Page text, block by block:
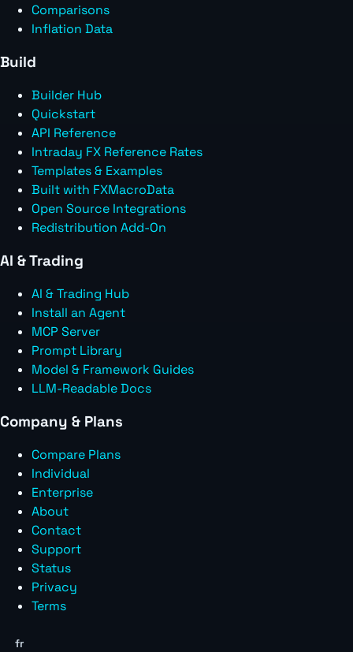
Comparisons
Inflation Data
Build
Builder Hub
Quickstart
API Reference
Intraday FX Reference Rates
Templates & Examples
Built with FXMacroData
Open Source Integrations
Redistribution Add-On
AI & Trading
AI & Trading Hub
Install an Agent
MCP Server
Prompt Library
Model & Framework Guides
LLM-Readable Docs
Company & Plans
Compare Plans
Individual
Enterprise
About
Contact
Support
Status
Privacy
Terms
fr